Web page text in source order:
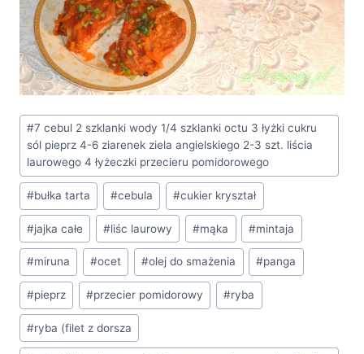
Tagi
wpisu:
#7 cebul 2 szklanki wody 1/4 szklanki octu 3 łyżki cukru
sól pieprz 4-6 ziarenek ziela angielskiego 2-3 szt. liścia
laurowego 4 łyżeczki przecieru pomidorowego
#bułka tarta #cebula #cukier kryształ
#jajka całe #liśc laurowy #mąka #mintaja
#miruna #ocet #olej do smażenia #panga
#pieprz #przecier pomidorowy #ryba
#ryba (filet z dorsza